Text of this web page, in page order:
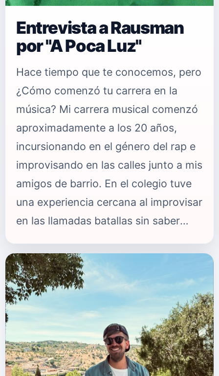
Entrevista a Rausman
por "A Poca Luz"
Hace tiempo que te conocemos, pero
¿Cómo comenzó tu carrera en la
música? Mi carrera musical comenzó
aproximadamente a los 20 años,
incursionando en el género del rap e
improvisando en las calles junto a mis
amigos de barrio. En el colegio tuve
una experiencia cercana al improvisar
en las llamadas batallas sin saber
comencé a rapear en ese momento,
ganándole a mi contrincante.
Saliendo del horario de la escuela, se
acercaron unas personas que
estaban en un curso de mayor grado.
Me invitaron a un estudio y jamás
logré salir de la música. Descubrí lo